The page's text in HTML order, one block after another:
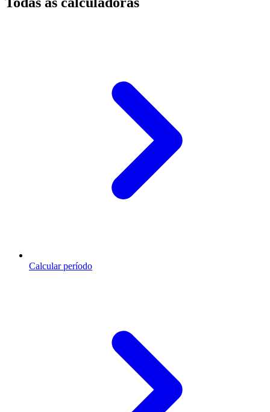
Calcular período